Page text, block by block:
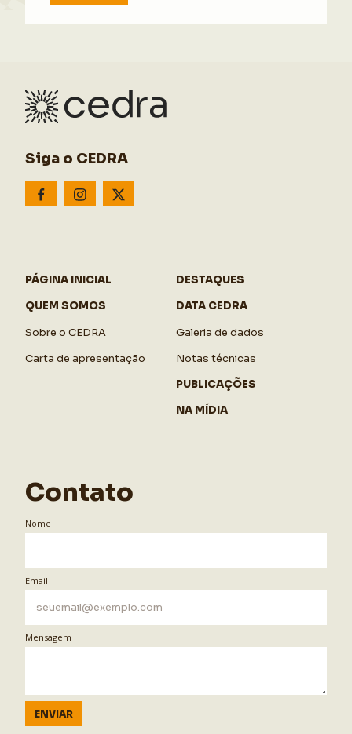
Siga o CEDRA
PÁGINA INICIAL
QUEM SOMOS
Sobre o CEDRA
Carta de apresentação
DESTAQUES
DATA CEDRA
Galeria de dados
Notas técnicas
PUBLICAÇÕES
NA MÍDIA
Contato
Nome
Email
Mensagem
ENVIAR